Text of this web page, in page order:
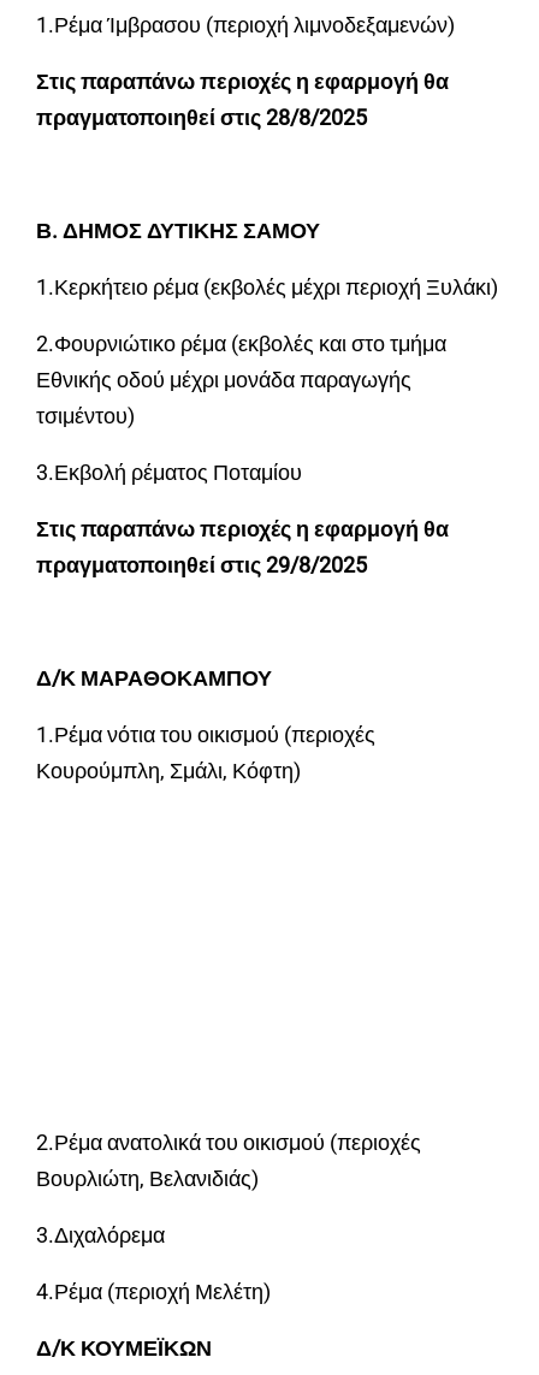
1.Ρέμα Ίμβρασου (περιοχή λιμνοδεξαμενών)
Στις παραπάνω περιοχές η εφαρμογή θα
πραγματοποιηθεί στις 28/8/2025
Β. ΔΗΜΟΣ ΔΥΤΙΚΗΣ ΣΑΜΟΥ
1.Κερκήτειο ρέμα (εκβολές μέχρι περιοχή Ξυλάκι)
2.Φουρνιώτικο ρέμα (εκβολές και στο τμήμα
Εθνικής οδού μέχρι μονάδα παραγωγής
τσιμέντου)
3.Εκβολή ρέματος Ποταμίου
Στις παραπάνω περιοχές η εφαρμογή θα
πραγματοποιηθεί στις 29/8/2025
Δ/Κ ΜΑΡΑΘΟΚΑΜΠΟΥ
1.Ρέμα νότια του οικισμού (περιοχές
Κουρούμπλη, Σμάλι, Κόφτη)
2.Ρέμα ανατολικά του οικισμού (περιοχές
Βουρλιώτη, Βελανιδιάς)
3.Διχαλόρεμα
4.Ρέμα (περιοχή Μελέτη)
Δ/Κ ΚΟΥΜΕΪΚΩΝ